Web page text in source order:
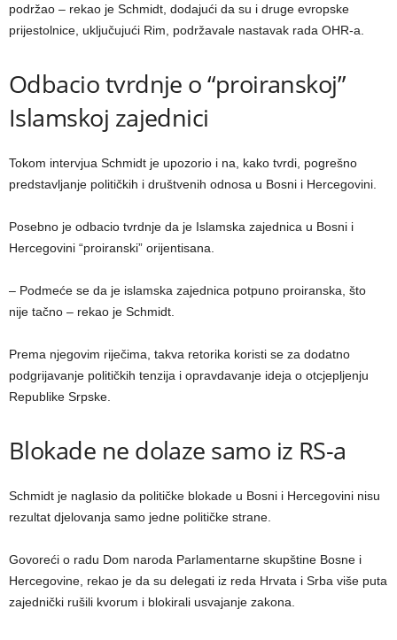
podržao – rekao je Schmidt, dodajući da su i druge evropske
prijestolnice, uključujući Rim, podržavale nastavak rada OHR-a.
Odbacio tvrdnje o “proiranskoj”
Islamskoj zajednici
Tokom intervjua Schmidt je upozorio i na, kako tvrdi, pogrešno
predstavljanje političkih i društvenih odnosa u Bosni i Hercegovini.
Posebno je odbacio tvrdnje da je Islamska zajednica u Bosni i
Hercegovini “proiranski” orijentisana.
– Podmeće se da je islamska zajednica potpuno proiranska, što
nije tačno – rekao je Schmidt.
Prema njegovim riječima, takva retorika koristi se za dodatno
podgrijavanje političkih tenzija i opravdavanje ideja o otcjepljenju
Republike Srpske.
Blokade ne dolaze samo iz RS-a
Schmidt je naglasio da političke blokade u Bosni i Hercegovini nisu
rezultat djelovanja samo jedne političke strane.
Govoreći o radu Dom naroda Parlamentarne skupštine Bosne i
Hercegovine, rekao je da su delegati iz reda Hrvata i Srba više puta
zajednički rušili kvorum i blokirali usvajanje zakona.